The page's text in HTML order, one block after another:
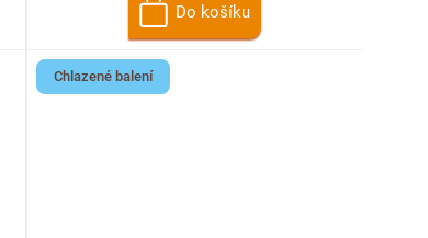
Do košíku
Chlazené balení